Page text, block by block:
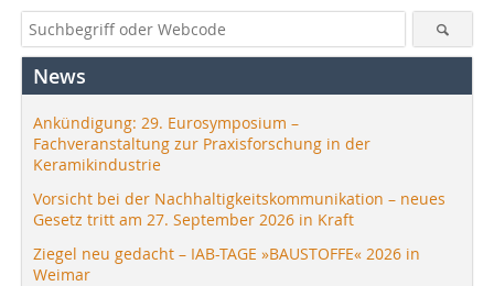
News
Ankündigung: 29. Eurosymposium –
Fachveranstaltung zur Praxisforschung in der
Keramikindustrie
Vorsicht bei der Nachhaltigkeitskommunikation – neues
Gesetz tritt am 27. September 2026 in Kraft
Ziegel neu gedacht – IAB-TAGE »BAUSTOFFE« 2026 in
Weimar